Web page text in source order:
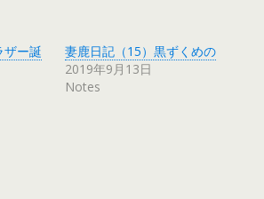
ザー誕
妻鹿日記（15）黒ずくめの
2019年9月13日
Notes